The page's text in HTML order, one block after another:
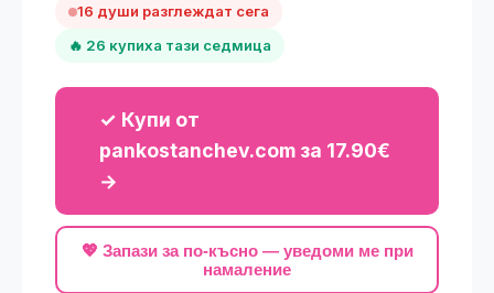
16 души разглеждат сега
🔥 26 купиха тази седмица
✓ Купи от
pankostanchev.com за 17.90€
→
💖 Запази за по-късно — уведоми ме при
намаление